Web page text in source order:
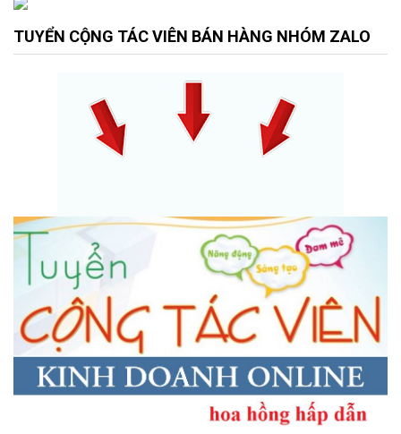
TUYỂN CỘNG TÁC VIÊN BÁN HÀNG NHÓM ZALO